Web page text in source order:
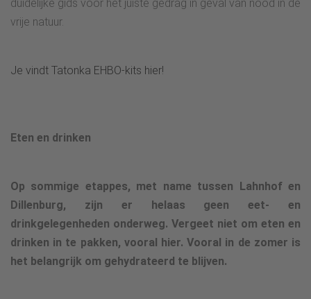
duidelijke gids voor het juiste gedrag in geval van nood in de
vrije natuur.
Je vindt Tatonka EHBO-kits hier!
Eten en drinken
Op sommige etappes, met name tussen Lahnhof en
Dillenburg, zijn er helaas geen eet- en
drinkgelegenheden onderweg. Vergeet niet om eten en
drinken in te pakken, vooral hier. Vooral in de zomer is
het belangrijk om gehydrateerd te blijven.